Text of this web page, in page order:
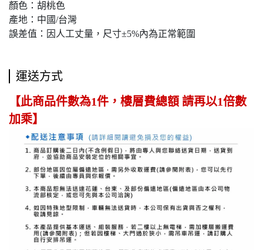
顏色：胡桃色
產地：中國/台灣
誤差值：因人工丈量，尺寸±5%內為正常範圍
運送方式
【此商品件數為1件，樓層費總額 請再以1倍數
加乘】